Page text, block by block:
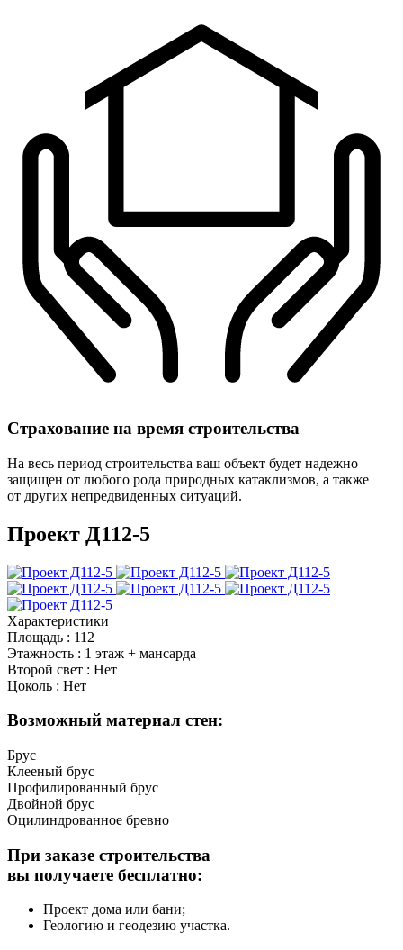
Страхование на время строительства
На весь период строительства ваш объект будет надежно
защищен от любого рода природных катаклизмов, а также
от других непредвиденных ситуаций.
Проект Д112-5
Характеристики
Площадь : 112
Этажность : 1 этаж + мансарда
Второй свет : Нет
Цоколь : Нет
Возможный материал стен:
Брус
Клееный брус
Профилированный брус
Двойной брус
Оцилиндрованное бревно
При заказе строительства
вы получаете бесплатно:
Проект дома или бани;
Геологию и геодезию участка.